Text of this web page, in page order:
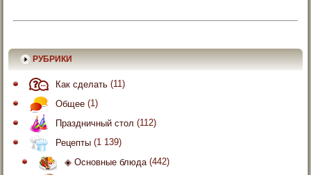
РУБРИКИ
Как сделать (11)
Общее (1)
Праздничный стол (112)
Рецепты (1 139)
◈ Основные блюда (442)